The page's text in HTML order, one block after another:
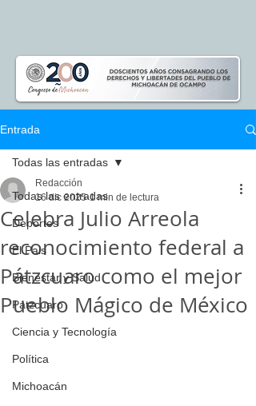
Entrada
Todas las entradas
Deportes
El Pais
Bienestar y Salud
Pátzcuaro
Ciencia y Tecnología
Política
Michoacán
Todas las entradas
Celebra Julio Arreola
reconocimiento federal a
Pátzcuaro como el mejor
Pueblo Mágico de México
Redacción
16 dic 2025 1 min de lectura